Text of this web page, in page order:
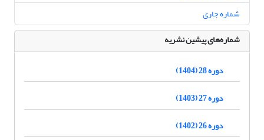
شماره جاری
شماره‌های پیشین نشریه
دوره 28 (1404)
دوره 27 (1403)
دوره 26 (1402)